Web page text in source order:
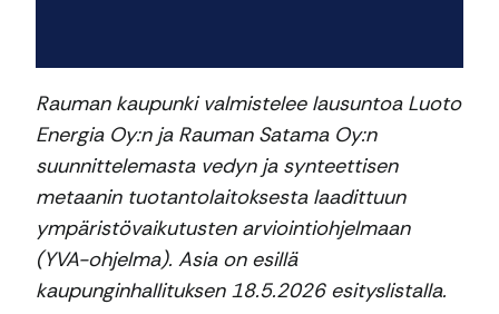
Rauman kaupunki valmistelee lausuntoa Luoto
Energia Oy:n ja Rauman Satama Oy:n
suunnittelemasta vedyn ja synteettisen
metaanin tuotantolaitoksesta laadittuun
ympäristövaikutusten arviointiohjelmaan
(YVA-ohjelma). Asia on esillä
kaupunginhallituksen 18.5.2026 esityslistalla.